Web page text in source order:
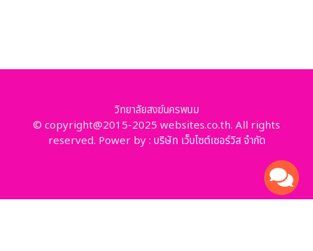
วิทยาลัยสงฆ์นครพนม
© copyright@2015-2025 websites.co.th. All rights
reserved. Power by : บริษัท เว็บไซต์เซอร์วิส จำกัด